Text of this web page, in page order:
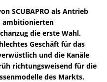
SCUBAPRO als Antrieb
ambitionierten
die erste Wahl.
Geschäft für das
und die Kanäle
richtungsweisend für die
des Markts.